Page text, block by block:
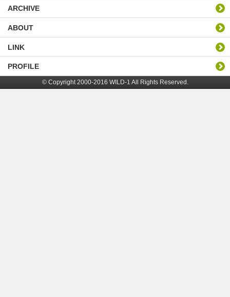
ARCHIVE
ABOUT
LINK
PROFILE
© Copyright 2000-2016 WILD-1 All Rights Reserved.